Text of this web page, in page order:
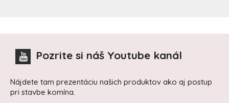
Pozrite si náš Youtube kanál
Nájdete tam prezentáciu našich produktov ako aj postup
pri stavbe komína.